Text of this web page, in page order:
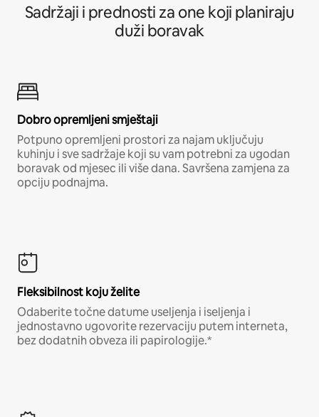
Sadržaji i prednosti za one koji planiraju
duži boravak
Dobro opremljeni smještaji
Potpuno opremljeni prostori za najam uključuju
kuhinju i sve sadržaje koji su vam potrebni za ugodan
boravak od mjesec ili više dana. Savršena zamjena za
opciju podnajma.
Fleksibilnost koju želite
Odaberite točne datume useljenja i iseljenja i
jednostavno ugovorite rezervaciju putem interneta,
bez dodatnih obveza ili papirologije.*